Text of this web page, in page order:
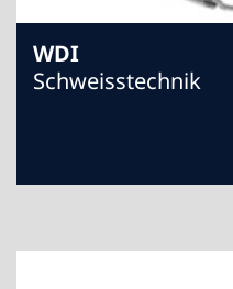
WDI
Schweisstechnik